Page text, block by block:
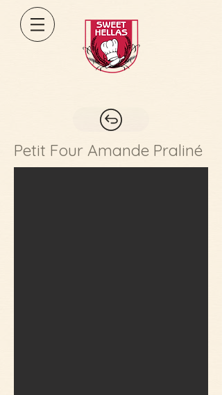
Petit Four Amande Praliné